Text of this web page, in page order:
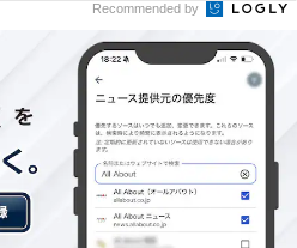
on Instagram
Recommended by